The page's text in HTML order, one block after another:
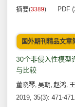
摘要(3389) PDF
国外期刊精品文章
30个非侵入性模型
与比较
董晓琴, 吴朝 , 赵鸿,
2019, 35(3): 471-471.